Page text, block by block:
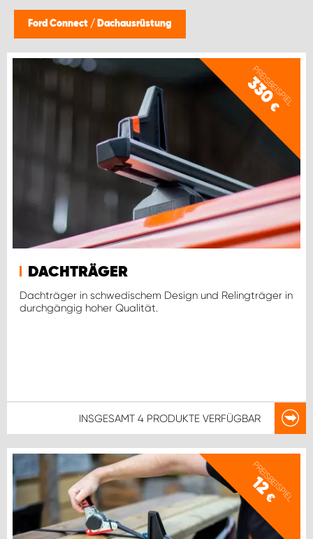
Ford Connect / Dachausrüstung
PREISBEISPIEL
330
€
DACHTRÄGER
Dachträger in schwedischem Design und Relingträger in
durchgängig hoher Qualität.
INSGESAMT 4 PRODUKTE VERFÜGBAR
PREISBEISPIEL
12
€